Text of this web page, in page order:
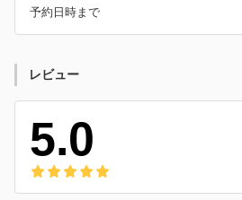
予約日時まで
レビュー
5.0